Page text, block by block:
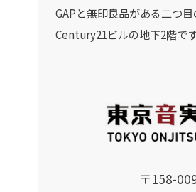
〒158-
GAPと無印良品がある二つ
Century21ビルの地下2階で